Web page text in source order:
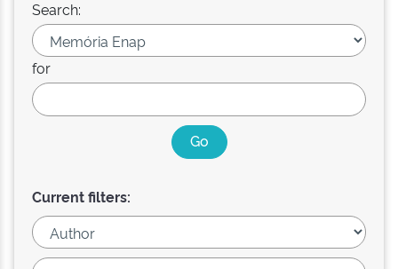
Search:
for
Current filters: